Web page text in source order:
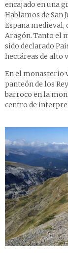
encajado en una
Hablamos de San
España medieval,
Aragón. Tanto el
sido declarado
hectáreas de alto
En el monasterio
panteón de los
barroco en la
centro de